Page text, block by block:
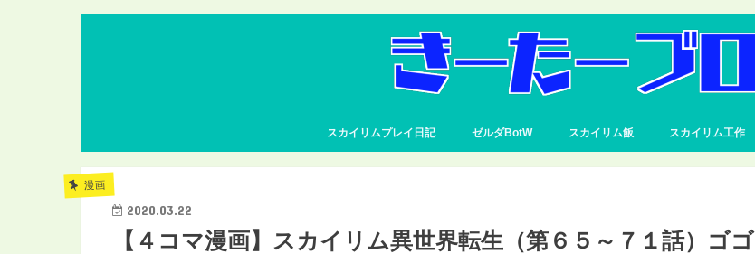
スカイリムプレイ日記 ゼルダBotW スカイリム飯 スカイリム工作
漫画
2020.03.22
【４コマ漫画】スカイリム異世界転生（第６５～７１話）ゴゴ